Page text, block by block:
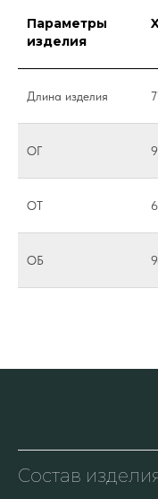
Параметры
изделия
Длина изделия
ОГ
ОТ
ОБ
Состав